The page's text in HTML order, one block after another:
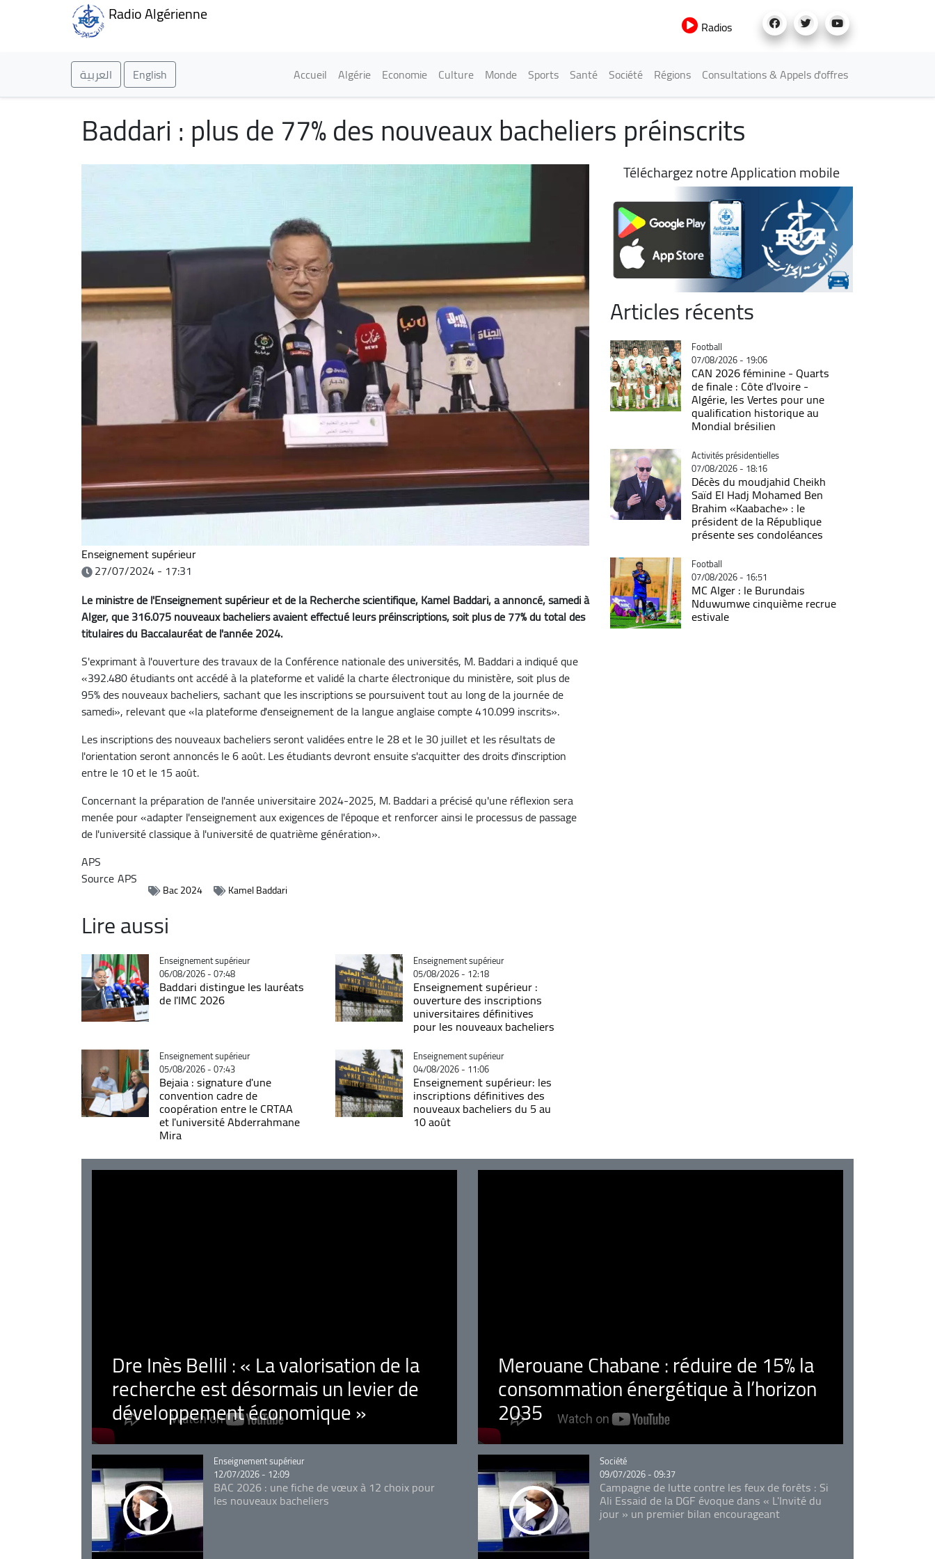
Radio Algérienne
Radios
العربية English Main navigation
Accueil Algérie Economie Culture Monde Sports Santé Société Régions Consultations & Appels d'offres
Baddari : plus de 77% des nouveaux bacheliers préinscrits
Enseignement supérieur
27/07/2024 - 17:31
Le ministre de l'Enseignement supérieur et de la Recherche scientifique, Kamel Baddari, a annoncé, samedi à
Alger, que 316.075 nouveaux bacheliers avaient effectué leurs préinscriptions, soit plus de 77% du total des
titulaires du Baccalauréat de l'année 2024.
S'exprimant à l'ouverture des travaux de la Conférence nationale des universités, M. Baddari a indiqué que
«392.480 étudiants ont accédé à la plateforme et validé la charte électronique du ministère, soit plus de
95% des nouveaux bacheliers, sachant que les inscriptions se poursuivent tout au long de la journée de
samedi», relevant que «la plateforme d'enseignement de la langue anglaise compte 410.099 inscrits».
Les inscriptions des nouveaux bacheliers seront validées entre le 28 et le 30 juillet et les résultats de
l'orientation seront annoncés le 6 août. Les étudiants devront ensuite s'acquitter des droits d'inscription
entre le 10 et le 15 août.
Concernant la préparation de l'année universitaire 2024-2025, M. Baddari a précisé qu'une réflexion sera
menée pour «adapter l'enseignement aux exigences de l'époque et renforcer ainsi le processus de passage
de l'université classique à l'université de quatrième génération».
APS
SourceAPS
Bac 2024 Kamel Baddari
Lire aussi
Catégorie
Enseignement supérieur
06/08/2026 - 07:48
Baddari distingue les lauréats
de l'IMC 2026
Catégorie
Enseignement supérieur
05/08/2026 - 12:18
Enseignement supérieur :
ouverture des inscriptions
universitaires définitives
pour les nouveaux bacheliers
Catégorie
Enseignement supérieur
05/08/2026 - 07:43
Bejaia : signature d'une
convention cadre de
coopération entre le CRTAA
et l'université Abderrahmane
Mira
Catégorie
Enseignement supérieur
04/08/2026 - 11:06
Enseignement supérieur: les
inscriptions définitives des
nouveaux bacheliers du 5 au
10 août
Téléchargez notre Application mobile
Articles récents
Catégorie
Football
07/08/2026 - 19:06
CAN 2026 féminine - Quarts
de finale : Côte d'Ivoire -
Algérie, les Vertes pour une
qualification historique au
Mondial brésilien
Catégorie
Activités présidentielles
07/08/2026 - 18:16
Décès du moudjahid Cheikh
Saïd El Hadj Mohamed Ben
Brahim «Kaabache» : le
président de la République
présente ses condoléances
Catégorie
Football
07/08/2026 - 16:51
MC Alger : le Burundais
Nduwumwe cinquième recrue
estivale
Dre Inès Bellil : « La valorisation de la
recherche est désormais un levier de
développement économique »
Merouane Chabane : réduire de 15% la
consommation énergétique à l’horizon
2035
Catégorie
Enseignement supérieur
12/07/2026 - 12:09
BAC 2026 : une fiche de vœux à 12 choix pour
les nouveaux bacheliers
Catégorie
Société
09/07/2026 - 09:37
Campagne de lutte contre les feux de forêts : Si
Ali Essaid de la DGF évoque dans « L'Invité du
jour » un premier bilan encourageant